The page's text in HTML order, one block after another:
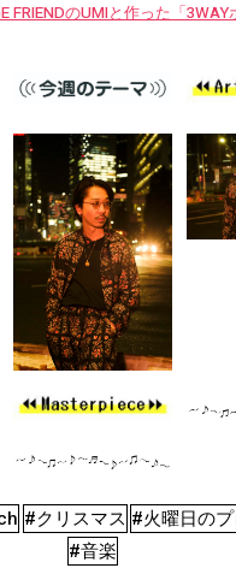
FRIENDのUMIと作った「
#クリスマス #火曜日の
#音楽